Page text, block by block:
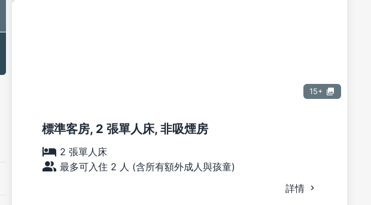
15+
標準客房, 2 張單人床, 非吸煙房
2 張單人床
最多可入住 2 人 (含所有額外成人與孩童)
詳情